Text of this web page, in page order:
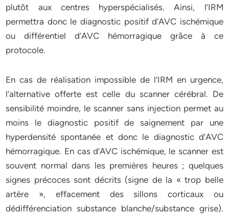
plutôt aux centres hyperspécialisés. Ainsi, l’IRM
permettra donc le diagnostic positif d’AVC ischémique
ou différentiel d’AVC hémorragique grâce à ce
protocole.
En cas de réalisation impossible de l’IRM en urgence,
l’alternative offerte est celle du scanner cérébral. De
sensibilité moindre, le scanner sans injection permet au
moins le diagnostic positif de saignement par une
hyperdensité spontanée et donc le diagnostic d’AVC
hémorragique. En cas d’AVC ischémique, le scanner est
souvent normal dans les premières heures ; quelques
signes précoces sont décrits (signe de la « trop belle
artère », effacement des sillons corticaux ou
dédifférenciation substance blanche/substance grise).